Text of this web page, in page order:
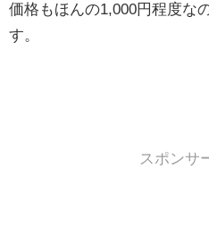
価格もほんの1,000円程度な
す。
スポンサ